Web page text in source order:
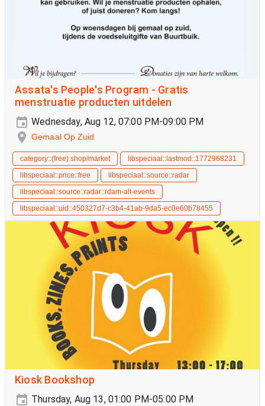
Assata's People's Program - Gratis
menstruatie producten uitdelen
Wednesday, Aug 12, 07:00 PM-09:00 PM
Gemaal Op Zuid
category::(free) shop/market
libspeciaal::lastmod::1772968231
libspeciaal::price::free
libspeciaal::source::radar
libspeciaal::source::radar::rdam-alt-events
libspeciaal::uid::450327d7-c3b4-41ab-9da5-ec0e60b78455
Kiosk Bookshop
Thursday, Aug 13, 01:00 PM-05:00 PM